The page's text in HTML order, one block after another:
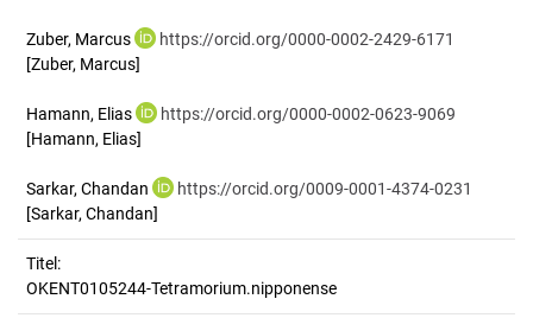
Zuber, Marcus
https://orcid.org/0000-0002-2429-6171
[Zuber, Marcus]
Hamann, Elias
https://orcid.org/0000-0002-0623-9069
[Hamann, Elias]
Sarkar, Chandan
https://orcid.org/0009-0001-4374-0231
[Sarkar, Chandan]
Titel:
OKENT0105244-Tetramorium.nipponense